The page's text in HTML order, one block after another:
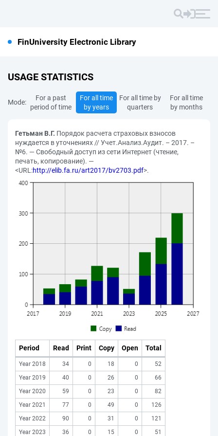
FinUniversity Electronic Library
USAGE STATISTICS
Mode:
For a past
period of time
For all time
by years
For all time by
quarters
For all time
by months
Гетьман В.Г. Порядок расчета страховых взносов
нуждается в уточнениях // Учет.Анализ.Аудит. – 2017. –
№6. — Свободный доступ из сети Интернет (чтение,
печать, копирование). —
<URL:http://elib.fa.ru/art2017/bv2703.pdf>.
Period Read Print Copy Open Total
Year 2018 34 0 18 0
52
Year 2019
40 0 26 0
66
Year 2020
59 0 23 0
82
Year 2021
77 0 49 0
126
Year 2022
90 0 31 0
121
Year 2023
36 0 15 0 51